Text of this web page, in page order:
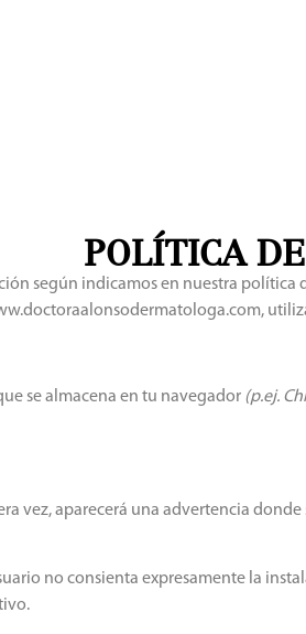
POLÍTICA
según indicamos en nuestra
se almacena en tu navegador (p.ej.
vez, aparecerá una advertencia
no consienta expresamente la